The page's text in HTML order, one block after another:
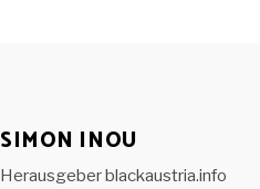
SIMON INOU
Herausgeber blackaustria.info